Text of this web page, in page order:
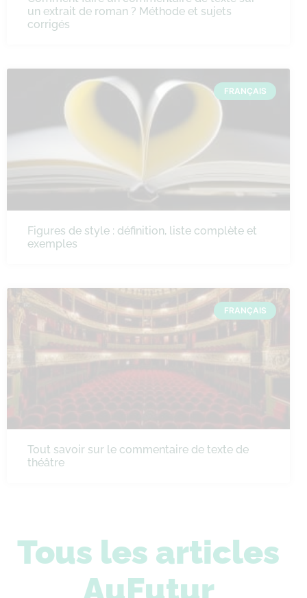
un extrait de roman ? Méthode et sujets
corrigés
FRANÇAIS
Figures de style : définition, liste complète et
exemples
FRANÇAIS
Tout savoir sur le commentaire de texte de
théâtre
Tous les articles
AuFutur